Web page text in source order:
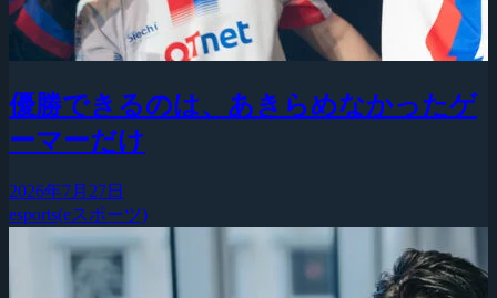
優勝できるのは、あきらめなかったゲ
ーマーだけ
2026年7月27日
esports(eスポーツ)